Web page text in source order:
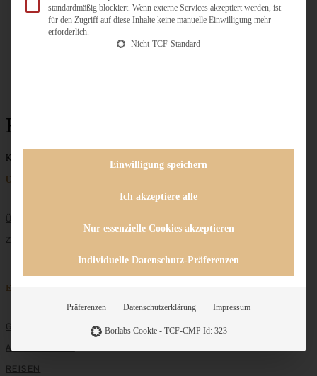
Frühlingsdessert
Keine Beiträge gefunden
Unternehmen
ÜBER MICH
ZUSAMMENARBEIT
Entdecken
GRUNDLAGEN
ALLE REZEPTE
REISEN
standardmäßig blockiert. Wenn externe Services akzeptiert werden, ist
für den Zugriff auf diese Inhalte keine manuelle Einwilligung mehr
erforderlich.
Nicht-TCF-Standard
Einwilligung speichern
Ich akzeptiere alle
Nur essenzielle Cookies akzeptieren
Individuelle Datenschutz-Präferenzen
Präferenzen Datenschutzerklärung Impressum
Borlabs Cookie - TCF-CMP Id: 323